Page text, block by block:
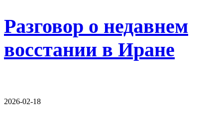
Разговор о недавнем
восстании в Иране
2026-02-18